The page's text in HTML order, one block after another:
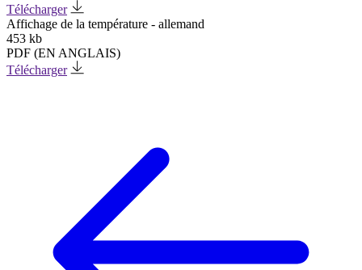
Télécharger
Affichage de la température - allemand
453 kb
PDF (EN ANGLAIS)
Télécharger